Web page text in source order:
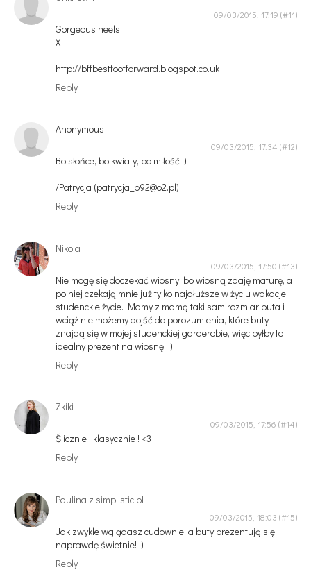
09/03/2015, 17:19
Gorgeous heels!
X
http://bffbestfootforward.blogspot.co.uk
Reply
Anonymous
09/03/2015, 17:34
Bo słońce, bo kwiaty, bo miłość :)
/Patrycja (patrycja_p92@o2.pl)
Reply
Nikola
09/03/2015, 17:50
Nie mogę się doczekać wiosny, bo wiosną zdaję maturę, a
po niej czekają mnie już tylko najdłuższe w życiu wakacje i
studenckie życie. Mamy z mamą taki sam rozmiar buta i
wciąż nie możemy dojść do porozumienia, które buty
znajdą się w mojej studenckiej garderobie, więc byłby to
idealny prezent na wiosnę! :)
Reply
Zkiki
09/03/2015, 17:56
Ślicznie i klasycznie ! <3
Reply
Paulina z simplistic.pl
09/03/2015, 18:03
Jak zwykle wglądasz cudownie, a buty prezentują się
naprawdę świetnie! :)
Reply